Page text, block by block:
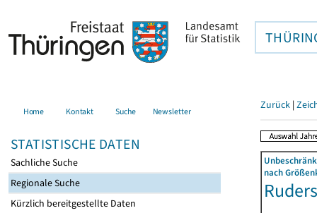
Home Kontakt Suche Newsletter
STATISTISCHE DATEN
Sachliche Suche
Regionale Suche
Kürzlich bereitgestellte Daten
Zurück |
nach